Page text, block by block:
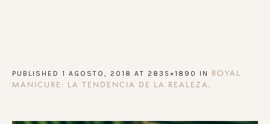
PUBLISHED 1 AGOSTO, 2018 AT 2835×1890 IN
ROYAL
MANICURE: LA TENDENCIA DE LA REALEZA.